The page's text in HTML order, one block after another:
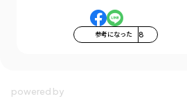
参考になった 8